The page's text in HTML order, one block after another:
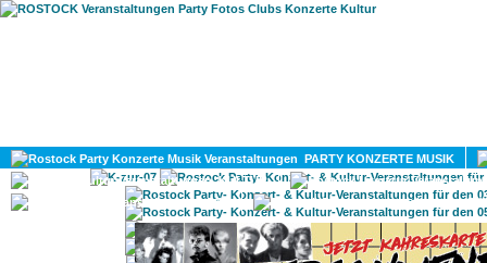
PARTY KONZERTE MUSIK
KULTUR
GAY